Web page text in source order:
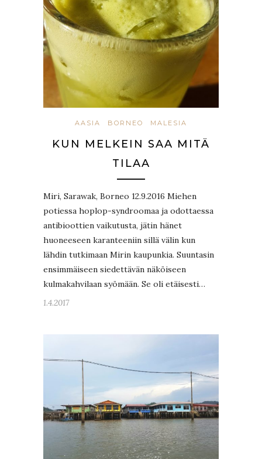
AASIA BORNEO MALESIA
KUN MELKEIN SAA MITÄ
TILAA
Miri, Sarawak, Borneo 12.9.2016 Miehen
potiessa hoplop-syndroomaa ja odottaessa
antibioottien vaikutusta, jätin hänet
huoneeseen karanteeniin sillä välin kun
lähdin tutkimaan Mirin kaupunkia. Suuntasin
ensimmäiseen siedettävän näköiseen
kulmakahvilaan syömään. Se oli etäisesti…
1.4.2017